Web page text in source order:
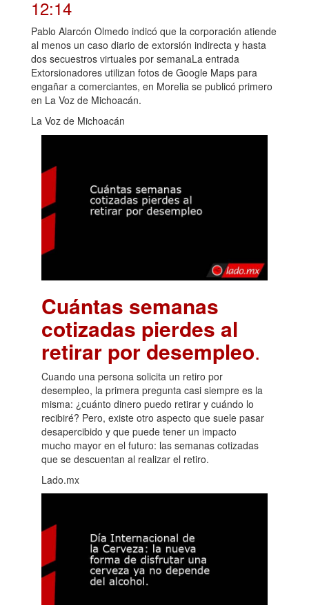
12:14
Pablo Alarcón Olmedo indicó que la corporación atiende
al menos un caso diario de extorsión indirecta y hasta
dos secuestros virtuales por semanaLa entrada
Extorsionadores utilizan fotos de Google Maps para
engañar a comerciantes, en Morelia se publicó primero
en La Voz de Michoacán.
La Voz de Michoacán
Cuántas semanas
cotizadas pierdes al
retirar por desempleo.
Cuando una persona solicita un retiro por
desempleo, la primera pregunta casi siempre es la
misma: ¿cuánto dinero puedo retirar y cuándo lo
recibiré? Pero, existe otro aspecto que suele pasar
desapercibido y que puede tener un impacto
mucho mayor en el futuro: las semanas cotizadas
que se descuentan al realizar el retiro.
Lado.mx